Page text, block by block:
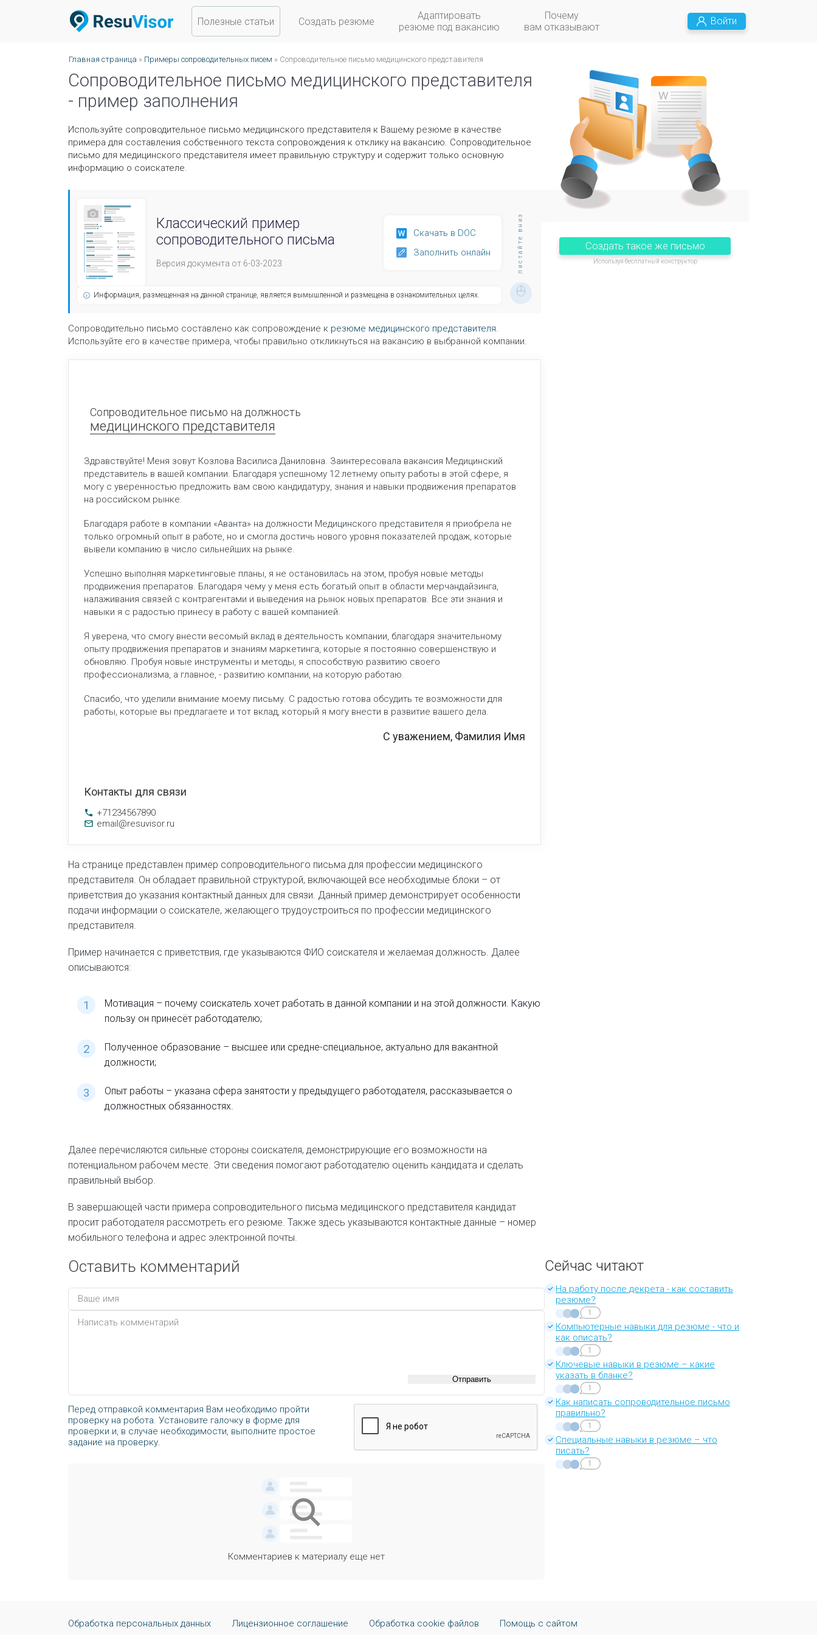
Полезные статьи Создать резюме
Адаптировать
резюме под вакансию
Почему
вам отказывают
Войти
Главная страница » Примеры сопроводительных писем » Сопроводительное письмо медицинского представителя
Сопроводительное письмо медицинского представителя
- пример заполнения
Используйте сопроводительное письмо медицинского представителя к Вашему резюме в качестве
примера для составления собственного текста сопровождения к отклику на вакансию. Сопроводительное
письмо для медицинского представителя имеет правильную структуру и содержит только основную
информацию о соискателе.
Классический пример
сопроводительного письма
Версия документа от 6-03-2023
Скачать в DOC
Заполнить онлайн
Информация, размещенная на данной странице, является вымышленной и размещена в ознакомительных целях.
листайте вниз
Сопроводительно письмо составлено как сопровождение к резюме медицинского представителя.
Используйте его в качестве примера, чтобы правильно откликнуться на вакансию в выбранной компании.
Сопроводительное письмо на должность
медицинского представителя
Здравствуйте! Меня зовут Козлова Василиса Даниловна. Заинтересовала вакансия Медицинский
представитель в вашей компании. Благодаря успешному 12 летнему опыту работы в этой сфере, я
могу с уверенностью предложить вам свою кандидатуру, знания и навыки продвижения препаратов
на российском рынке.
Благодаря работе в компании «Аванта» на должности Медицинского представителя я приобрела не
только огромный опыт в работе, но и смогла достичь нового уровня показателей продаж, которые
вывели компанию в число сильнейших на рынке.
Успешно выполняя маркетинговые планы, я не остановилась на этом, пробуя новые методы
продвижения препаратов. Благодаря чему у меня есть богатый опыт в области мерчандайзинга,
налаживания связей с контрагентами и выведения на рынок новых препаратов. Все эти знания и
навыки я с радостью принесу в работу с вашей компанией.
Я уверена, что смогу внести весомый вклад в деятельность компании, благодаря значительному
опыту продвижения препаратов и знаниям маркетинга, которые я постоянно совершенствую и
обновляю. Пробуя новые инструменты и методы, я способствую развитию своего
профессионализма, а главное, - развитию компании, на которую работаю.
Спасибо, что уделили внимание моему письму. С радостью готова обсудить те возможности для
работы, которые вы предлагаете и тот вклад, который я могу внести в развитие вашего дела.
С уважением, Фамилия Имя
Контакты для связи
+71234567890
email@resuvisor.ru
На странице представлен пример сопроводительного письма для профессии медицинского
представителя. Он обладает правильной структурой, включающей все необходимые блоки – от
приветствия до указания контактный данных для связи. Данный пример демонстрирует особенности
подачи информации о соискателе, желающего трудоустроиться по профессии медицинского
представителя.
Пример начинается с приветствия, где указываются ФИО соискателя и желаемая должность. Далее
описываются:
Мотивация – почему соискатель хочет работать в данной компании и на этой должности. Какую
пользу он принесёт работодателю;
Полученное образование – высшее или средне-специальное, актуально для вакантной
должности;
Опыт работы – указана сфера занятости у предыдущего работодателя, рассказывается о
должностных обязанностях.
Далее перечисляются сильные стороны соискателя, демонстрирующие его возможности на
потенциальном рабочем месте. Эти сведения помогают работодателю оценить кандидата и сделать
правильный выбор.
В завершающей части примера сопроводительного письма медицинского представителя кандидат
просит работодателя рассмотреть его резюме. Также здесь указываются контактные данные – номер
мобильного телефона и адрес электронной почты.
Создать такое же письмо
Используя бесплатный конструктор
Оставить комментарий
Отправить
Перед отправкой комментария Вам необходимо пройти
проверку на робота. Установите галочку в форме для
проверки и, в случае необходимости, выполните простое
задание на проверку.
Комментариев к материалу еще нет
Сейчас читают
На работу после декрета - как составить
резюме?
1
Компьютерные навыки для резюме - что и
как описать?
1
Ключевые навыки в резюме – какие
указать в бланке?
1
Как написать сопроводительное письмо
правильно?
1
Специальные навыки в резюме – что
писать?
1
Обработка персональных данных Лицензионное соглашение Обработка cookie файлов
Помощь с сайтом
с помощью конструктора резюме
Создать резюме бесплатно
Используйте бесплатный конструктор
шаблонов в редакторе